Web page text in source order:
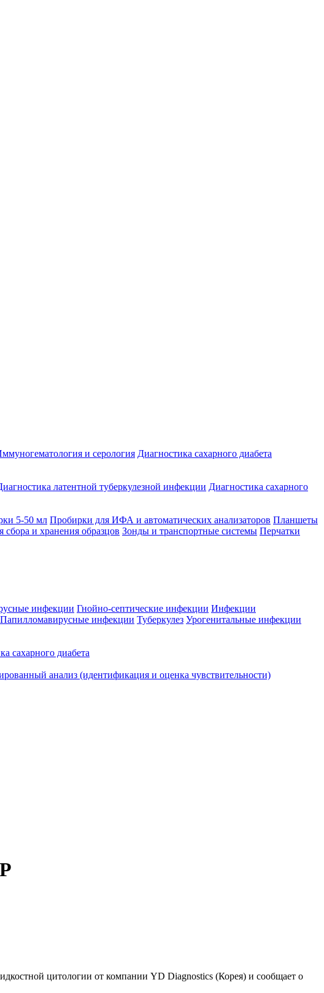
и серология Диагностика сахарного диабета
латентной туберкулезной инфекции Диагностика сахарного
5-50 мл Пробирки для ИФА и автоматических анализаторов Планшеты
сбора и хранения образцов Зонды и транспортные системы Перчатки
инфекции Гнойно-септические инфекции Инфекции
Папилломавирусные инфекции Туберкулез Урогенитальные инфекции
сахарного диабета
анализ (идентификация и оценка чувствительности)
цитологии от компании YD Diagnostics (Корея) и сообщает о